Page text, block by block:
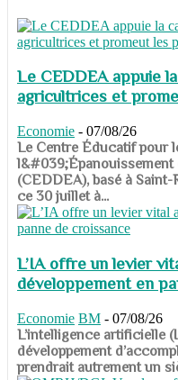
Le CEDDEA appuie
agricultrices et
Economie - 07/08/26
​​​​​​​Le Centre Éducatif pour
(CEDDEA), basé à Saint-
ce 30 juillet à...
L’IA offre un levier
développement en
Economie BM - 07/08/26
​​​​​​​L’intelligence artificielle
développement
prendrait autrement un